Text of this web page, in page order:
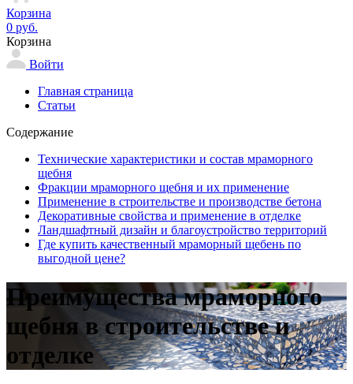
Корзина
0 руб.
Корзина
Войти
Главная страница
Статьи
Содержание
Технические характеристики и состав мраморного
щебня
Фракции мраморного щебня и их применение
Применение в строительстве и производстве бетона
Декоративные свойства и применение в отделке
Ландшафтный дизайн и благоустройство территорий
Где купить качественный мраморный щебень по
выгодной цене?
Преимущества мраморного
щебня в строительстве и
отделке